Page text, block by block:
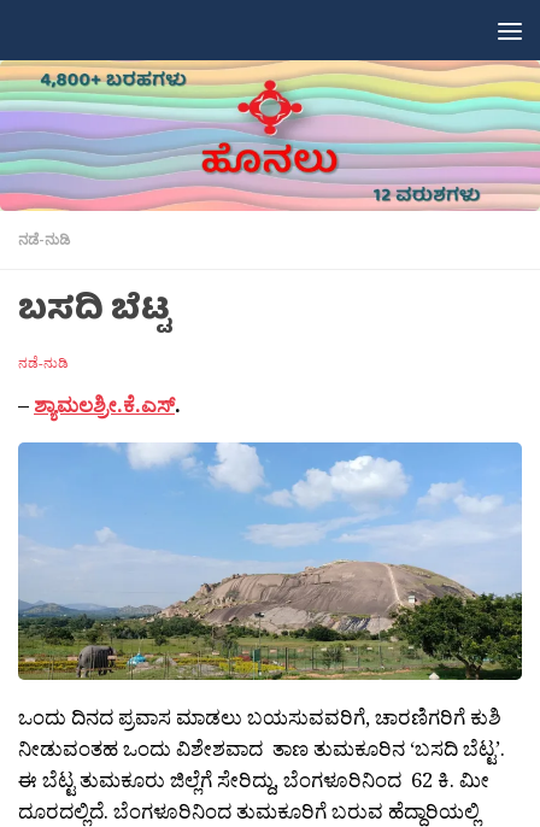
ನಡೆ-ನುಡಿ
ಬಸದಿ ಬೆಟ್ಟ
ನಡೆ-ನುಡಿ
– ಶ್ಯಾಮಲಶ್ರೀ.ಕೆ.ಎಸ್.
ಒಂದು ದಿನದ ಪ್ರವಾಸ ಮಾಡಲು ಬಯಸುವವರಿಗೆ, ಚಾರಣಿಗರಿಗೆ ಕುಶಿ
ನೀಡುವಂತಹ ಒಂದು ವಿಶೇಶವಾದ ತಾಣ ತುಮಕೂರಿನ ‘ಬಸದಿ ಬೆಟ್ಟ’.
ಈ ಬೆಟ್ಟ ತುಮಕೂರು ಜಿಲ್ಲೆಗೆ ಸೇರಿದ್ದು, ಬೆಂಗಳೂರಿನಿಂದ 62 ಕಿ. ಮೀ
ದೂರದಲ್ಲಿದೆ. ಬೆಂಗಳೂರಿನಿಂದ ತುಮಕೂರಿಗೆ ಬರುವ ಹೆದ್ದಾರಿಯಲ್ಲಿ